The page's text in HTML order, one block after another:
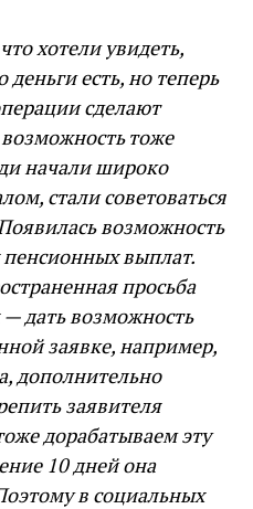
хотели увидеть,
деньги есть, но теперь
сделают
тоже
начали широко
стали советоваться
возможность
выплат.
просьба
дать возможность
заявке, например,
дополнительно
заявителя
дорабатываем эту
10 дней она
в социальных